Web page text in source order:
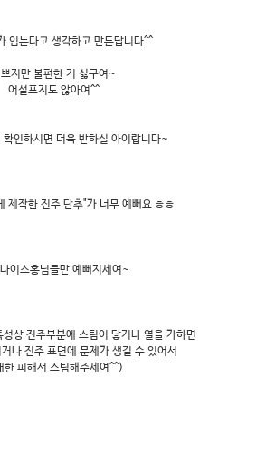
입는다고 생각하고 만든답니다^^
지만 불편한 거 싫구여~
어설프지도 않아여^^
확인하시면 더욱 반하실 아이랍니다~
제작한 진주 단추"가 너무 예뻐요 ㅎㅎ
이스홍님들만 예뻐지세여~
상 진주부분에 스팀이 닿거나 열을 가하면
나 진주 표면에 문제가 생길 수 있어서
한 피해서 스팀해주세여^^)